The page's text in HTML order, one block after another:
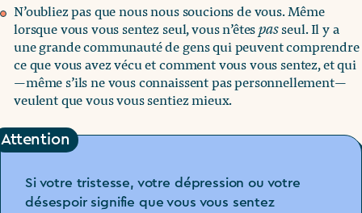
N’oubliez pas que nous nous soucions de vous. Même
lorsque vous vous sentez seul, vous n’êtespasseul. Il y a
une grande communauté de gens qui peuvent comprendre
ce que vous avez vécu et comment vous vous sentez, et qui
—même s’ils ne vous connaissent pas personnellement—
veulent que vous vous sentiez mieux.
Attention
Si votre tristesse, votre dépression ou votre
désespoir signifie que vous vous sentez